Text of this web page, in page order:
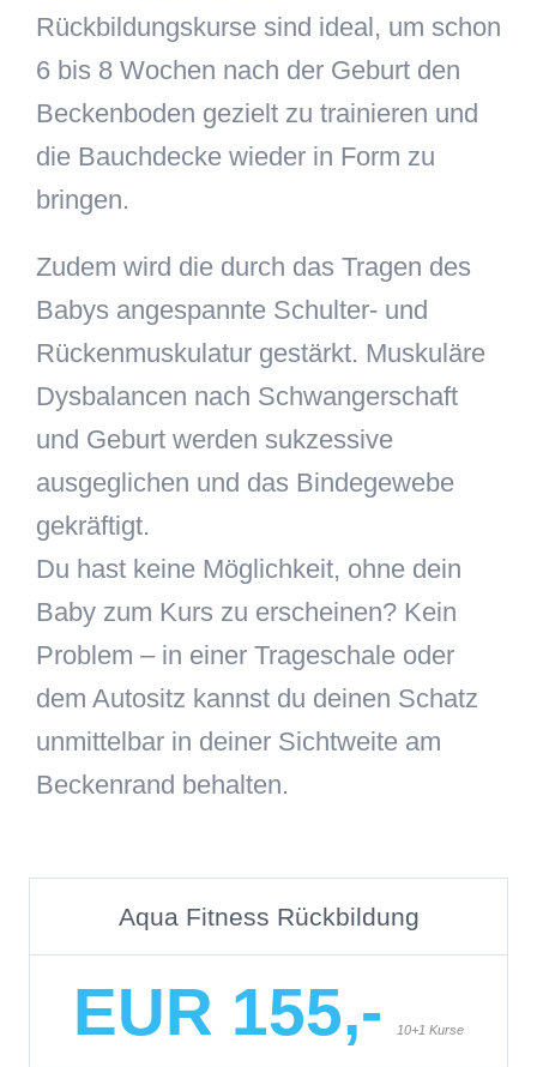
Rückbildungskurse sind ideal, um schon
6 bis 8 Wochen nach der Geburt den
Beckenboden gezielt zu trainieren und
die Bauchdecke wieder in Form zu
bringen.
Zudem wird die durch das Tragen des
Babys angespannte Schulter- und
Rückenmuskulatur gestärkt. Muskuläre
Dysbalancen nach Schwangerschaft
und Geburt werden sukzessive
ausgeglichen und das Bindegewebe
gekräftigt.
Du hast keine Möglichkeit, ohne dein
Baby zum Kurs zu erscheinen? Kein
Problem – in einer Trageschale oder
dem Autositz kannst du deinen Schatz
unmittelbar in deiner Sichtweite am
Beckenrand behalten.
Aqua Fitness Rückbildung
EUR 155,- 10+1 Kurse